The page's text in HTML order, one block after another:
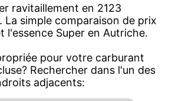
ravitaillement en 2123
simple comparaison de prix
l'essence Super en Autriche.
pour votre carburant
Rechercher dans l'un des
adjacents: